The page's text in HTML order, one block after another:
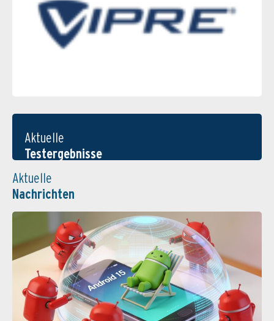
Aktuelle
Testergebnisse
Aktuelle
Nachrichten